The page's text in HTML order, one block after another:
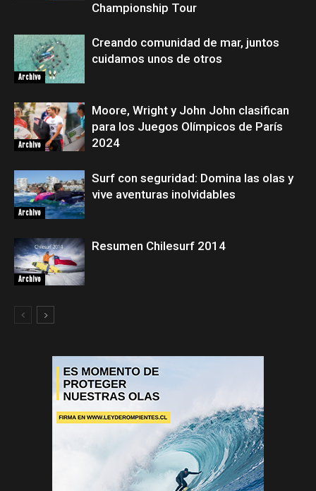
Championship Tour
Archivo
Creando comunidad de mar, juntos
cuidamos unos de otros
Archivo
Moore, Wright y John John clasifican
para los Juegos Olímpicos de París
2024
Archivo
Surf con seguridad: Domina las olas y
vive aventuras inolvidables
Archivo
Resumen Chilesurf 2014